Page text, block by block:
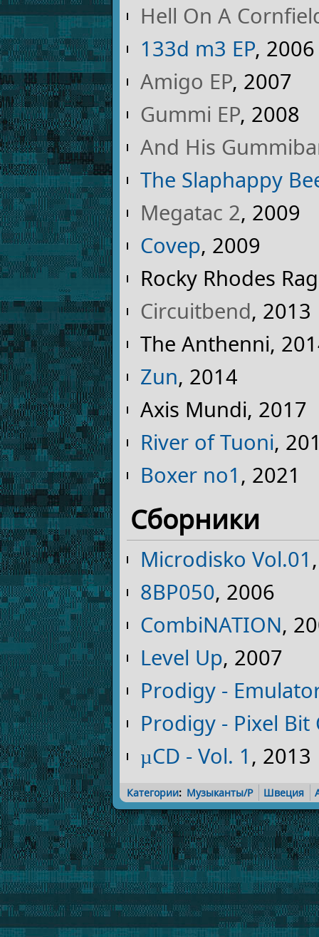
Hell On A
133d m3 EP, 2006
Amigo EP, 2007
Gummi EP, 2008
And His
The Slaphappy
Megatac 2, 2009
Covep, 2009
Rocky Rhodes
Circuitbend, 2013
The Anthenni,
Zun, 2014
Axis Mundi, 2017
River of Tuoni,
Boxer no1 , 2021
Сборники
Microdisko Vol.01
8BP050, 2006
CombiNATION,
Level Up, 2007
Prodigy -
Prodigy - Pixel Bit
µCD - Vol. 1 , 2013
Категории: Музыканты/P Швеция